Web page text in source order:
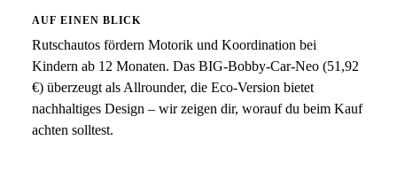
AUF EINEN BLICK
Rutschautos fördern Motorik und Koordination bei
Kindern ab 12 Monaten. Das BIG-Bobby-Car-Neo (51,92
€) überzeugt als Allrounder, die Eco-Version bietet
nachhaltiges Design – wir zeigen dir, worauf du beim Kauf
achten solltest.